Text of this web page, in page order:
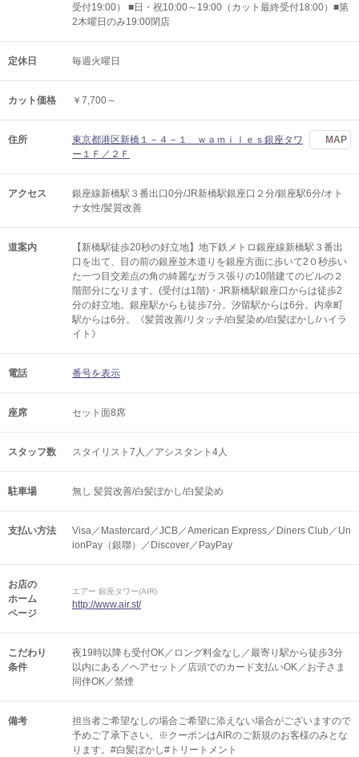
受付19:00） ■日・祝10:00～19:00（カット最終受付18:00）■第
2木曜日のみ19:00閉店
定休日 毎週火曜日
カット価格 ￥7,700～
住所
東京都港区新橋１－４－１ ｗａｍｉｌｅｓ銀座タワ
ー１Ｆ／２Ｆ
MAP
アクセス
銀座線新橋駅３番出口0分/JR新橋駅銀座口２分/銀座駅6分/オト
ナ女性/髪質改善
道案内
【新橋駅徒歩20秒の好立地】地下鉄メトロ銀座線新橋駅３番出
口を出て、目の前の銀座並木道りを銀座方面に歩いて2０秒歩い
た一つ目交差点の角の綺麗なガラス張りの10階建てのビルの２
階部分になります。(受付は1階)・JR新橋駅銀座口からは徒歩2
分の好立地。銀座駅からも徒歩7分。汐留駅からは6分。内幸町
駅からは6分。《髪質改善/リタッチ/白髪染め/白髪ぼかし/ハイラ
イト》
電話 番号を表示
座席 セット面8席
スタッフ数 スタイリスト7人／アシスタント4人
駐車場 無し 髪質改善/白髪ぼかし/白髪染め
支払い方法
Visa／Mastercard／JCB／American Express／Diners Club／Un
ionPay（銀聯）／Discover／PayPay
お店の
ホーム
ページ
エアー 銀座タワー(AIR)
http://www.air.st/
こだわり
条件
夜19時以降も受付OK／ロング料金なし／最寄り駅から徒歩3分
以内にある／ヘアセット／店頭でのカード支払いOK／お子さま
同伴OK／禁煙
備考
担当者ご希望なしの場合ご希望に添えない場合がございますので
予めご了承下さい。※クーポンはAIRのご新規のお客様のみとな
ります。#白髪ぼかし#トリートメント